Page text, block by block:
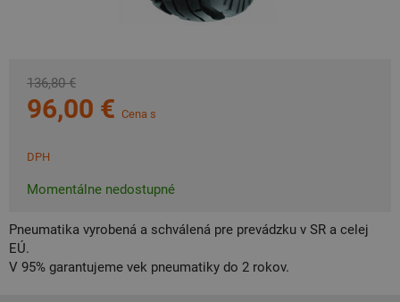
136,80 €
96,00 € Cena s
DPH
Momentálne nedostupné
Pneumatika vyrobená a schválená pre prevádzku v SR a celej
EÚ.
V 95% garantujeme vek pneumatiky do 2 rokov.